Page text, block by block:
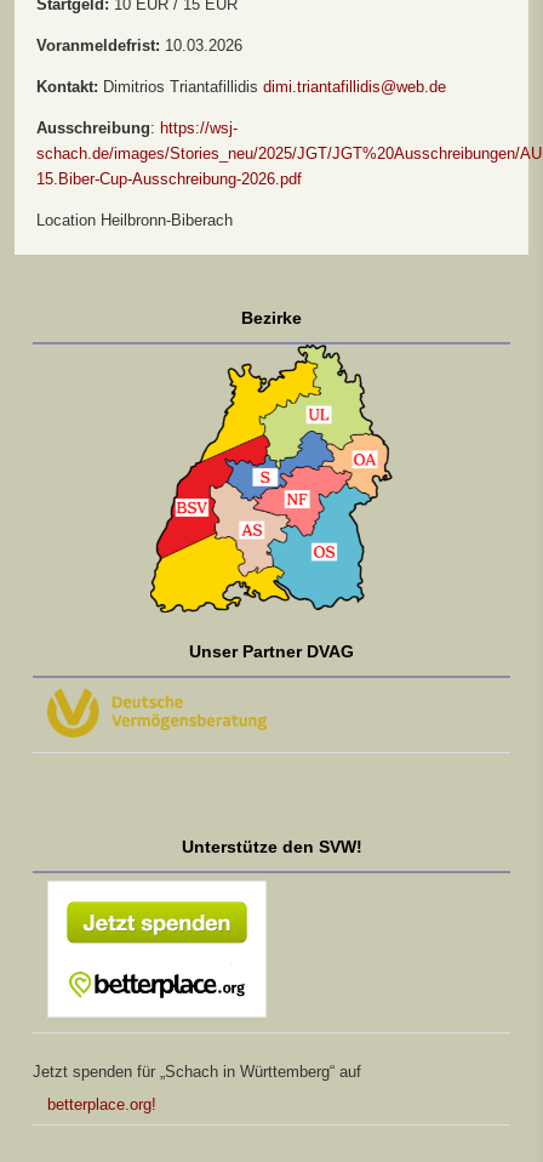
Startgeld: 10 EUR / 15 EUR
Voranmeldefrist: 10.03.2026
Kontakt: Dimitrios Triantafillidis dimi.triantafillidis@web.de
Ausschreibung: https://wsj-
schach.de/images/Stories_neu/2025/JGT/JGT%20Ausschreibungen/
15.Biber-Cup-Ausschreibung-2026.pdf
Location Heilbronn-Biberach
Bezirke
Unser Partner DVAG
Unterstütze den SVW!
Jetzt spenden für „Schach in Württemberg“ auf
betterplace.org!